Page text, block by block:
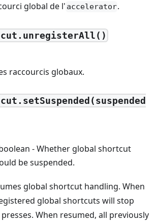
global de l' accelerator.
raccourcis globaux.
- Whether global shortcut
be suspended.
global shortcut handling. When
global shortcuts will stop
When resumed, all previously